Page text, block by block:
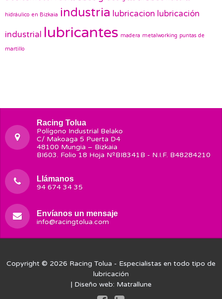
hidráulico en Bizkaia industria lubricacion lubricación
industrial lubricantes madera metalworking puntas de
martillo
Racing Tolua
Polígono Industrial Belako
C/ Makoaga 5 Puerta D4
48100 Mungia – Bizkaia
BI603. Folio 18 Hoja NºBI8341B - N.I.F. B48284210
Llámanos
94 674 34 35
Envíanos un mensaje
info@racingtolua.com
Copyright © 2026 Racing Tolua - Especialistas en todo tipo de
lubricación
| Diseño web: Matrallune